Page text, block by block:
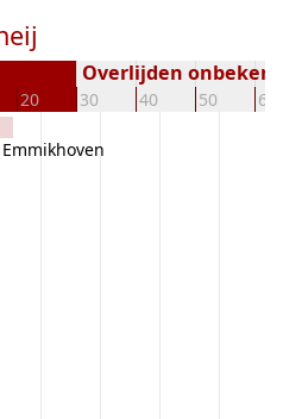
20 30 40 50 60
Overlijden